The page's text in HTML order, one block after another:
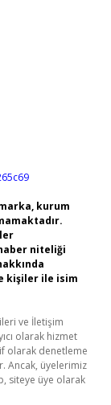
kurum
niteliği
kişiler ile isim
ve İletişim
olarak hizmet
olarak denetleme
Ancak, üyelerimiz
siteye üye olarak